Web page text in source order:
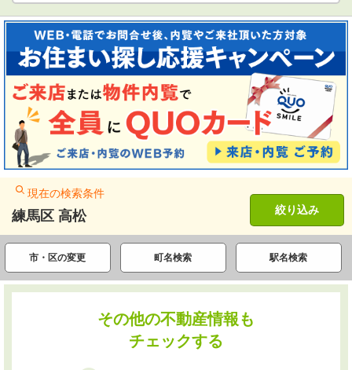
現在の検索条件
練馬区 高松 絞り込み
市・区の変更 町名検索 駅名検索
その他の不動産情報も
チェックする